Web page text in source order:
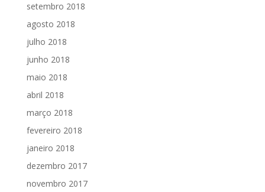
setembro 2018
agosto 2018
julho 2018
junho 2018
maio 2018
abril 2018
março 2018
fevereiro 2018
janeiro 2018
dezembro 2017
novembro 2017